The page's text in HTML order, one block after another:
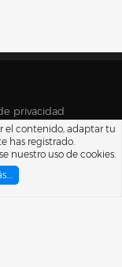
privacidad
Ltd.
el contenido, adaptar tu
has registrado.
nuestro uso de cookies.